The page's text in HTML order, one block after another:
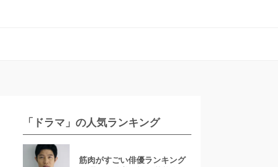
「ドラマ」の人気ランキング
筋肉がすごい俳優ランキング